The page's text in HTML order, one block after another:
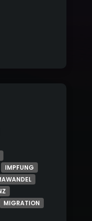
IMPFUNG
MIGRATION